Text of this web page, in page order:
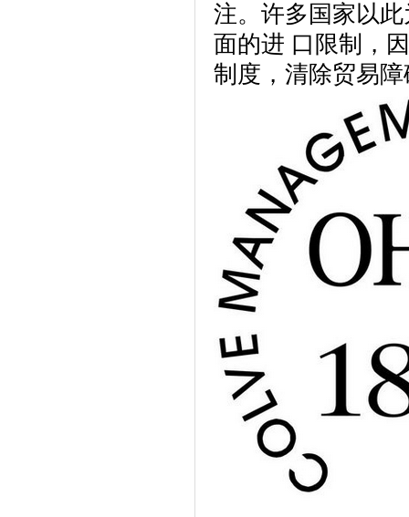
注。许多国家以
面的进 口限制，
制度，清除贸易